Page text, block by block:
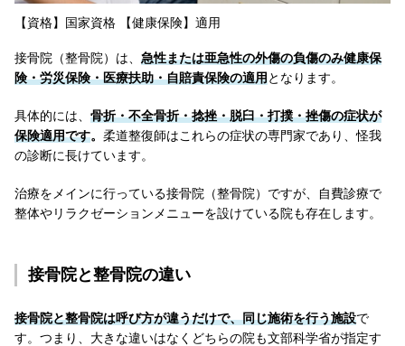
【資格】国家資格 【健康保険】適用
接骨院（整骨院）は、 急性または亜急性の外傷の負傷のみ健康保
険・労災保険・医療扶助・自賠責保険の適用となります。
具体的には、 骨折・不全骨折・捻挫・脱臼・打撲・挫傷の症状が
保険適用です。 柔道整復師はこれらの症状の専門家であり、怪我
の診断に長けています。
治療をメインに行っている接骨院（整骨院）ですが、自費診療で
整体やリラクゼーションメニューを設けている院も存在します。
接骨院と整骨院の違い
接骨院と整骨院は呼び方が違うだけで、同じ施術を行う施設で
す。つまり、大きな違いはなくどちらの院も文部科学省が指定す